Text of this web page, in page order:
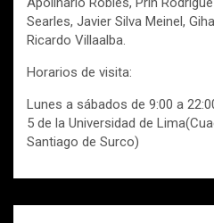
Searles, Javier Silva Meinel,
Ricardo Villaalba.
Horarios de visita:
Lunes a sábados de 9:00 a
5 de la Universidad de
Santiago de Surco)